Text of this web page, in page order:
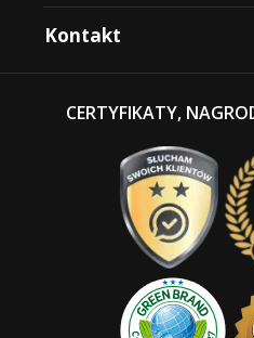
Kontakt
CERTYFIKATY,